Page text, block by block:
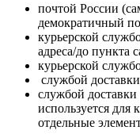
почтой России
демократичный
курьерской
адреса/до пункта
курьерской
службой
службой
используется для
отдельные